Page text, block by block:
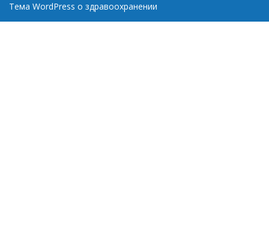
Тема WordPress о здравоохранении